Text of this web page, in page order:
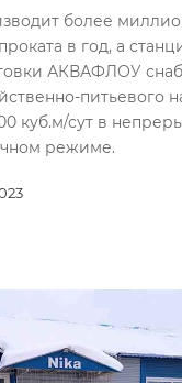
более
в год, а
АКВАФЛОУ
питьевого
куб.м/сут в
режиме.